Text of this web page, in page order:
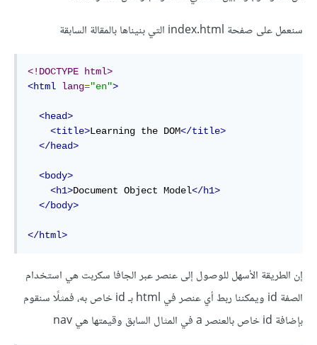
سنعمل على صفحة index.html التي بنيناها بالمقالة السابقة
<!DOCTYPE html>
<html lang="en">
<head>
<title>Learning the DOM</title>
</head>
<body>
<h1>Document Object Model</h1>
</body>
</html>
إن الطريقة الأسهل للوصول إلى عنصر عبر الجافا سكربت هي استخدام
الصفة id ويمكننا ربط أي عنصر في html بـ id خاص به، فمثلًا سنقوم
بإضافة id خاص بالعنصر a في المثال السابق وقيمتها هي nav